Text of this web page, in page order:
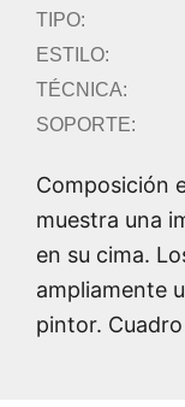
TIPO:
ESTILO:
TÉCNICA:
SOPORTE:
Composición
muestra una
en su cima.
ampliamente
pintor.